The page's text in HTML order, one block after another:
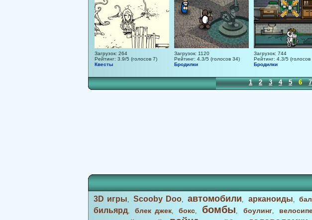
Загрузок: 264
Рейтинг: 3.9/5 (голосов 7)
Квесты
Загрузок: 1120
Рейтинг: 4.3/5 (голосов 34)
Бродилки
Загрузок: 744
Рейтинг: 4.3/5 (голосов
Бродилки
1 2 3 4 5 6 7
3D игры,Scooby Doo,автомобили, арканоиды,
бильярд,блек джек,бокс, бомбы, боулинг,